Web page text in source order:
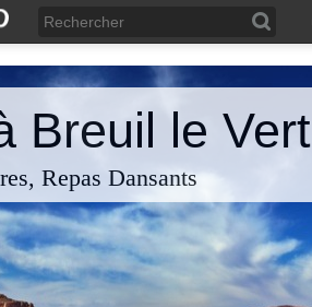
Breuil le Vert
Repas Dansants